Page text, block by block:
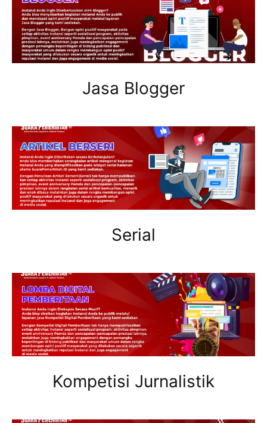
Jasa Blogger
Serial
Kompetisi Jurnalistik